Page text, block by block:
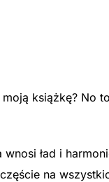
książkę? No
ład i
na